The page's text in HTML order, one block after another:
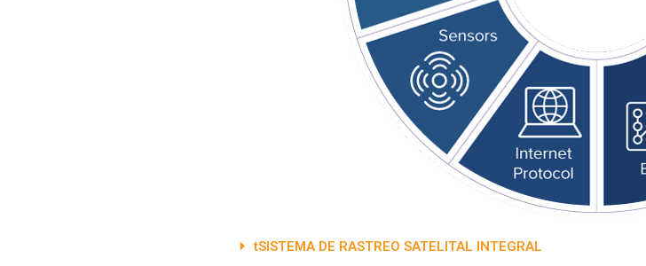
tSISTEMA DE RASTREO SATELITAL INTEGRAL